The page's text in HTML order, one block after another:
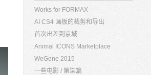
Works for FORMAX
AI CS4 画板的裁剪和导出
首次出差到京城
Animal ICONS Marketplace
WeGene 2015
一些电影 / 第柒篇